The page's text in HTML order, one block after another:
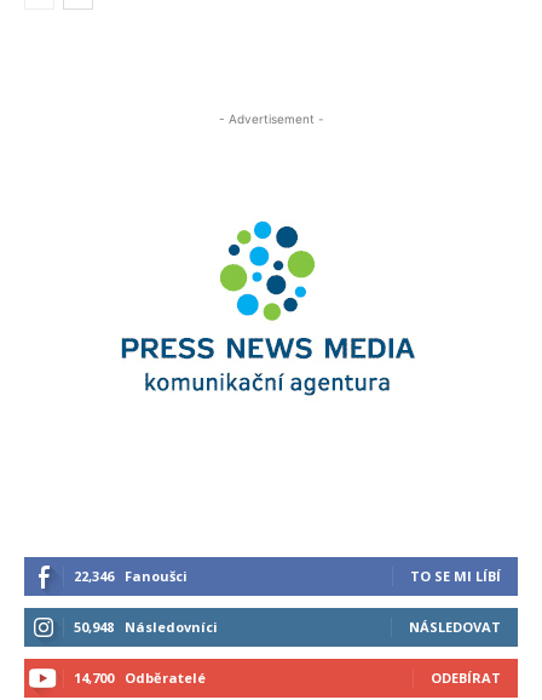
- Advertisement -
22,346 Fanoušci TO SE MI LÍBÍ
50,948 Následovníci NÁSLEDOVAT
14,700 Odběratelé ODEBÍRAT